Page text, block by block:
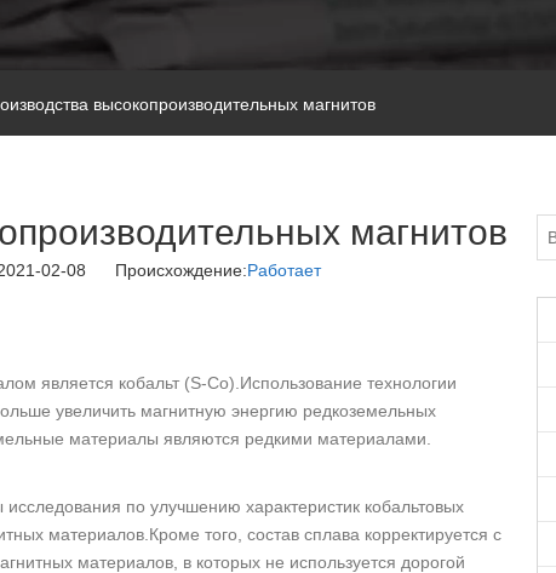
высокопроизводительных магнитов
магнитов
2021-02-08 Происхождение:Работает
является кобальт (S-Co).Использование технологии
увеличить магнитную энергию редкоземельных
материалы являются редкими материалами.
по улучшению характеристик кобальтовых
материалов.Кроме того, состав сплава корректируется с
материалов, в которых не используется дорогой